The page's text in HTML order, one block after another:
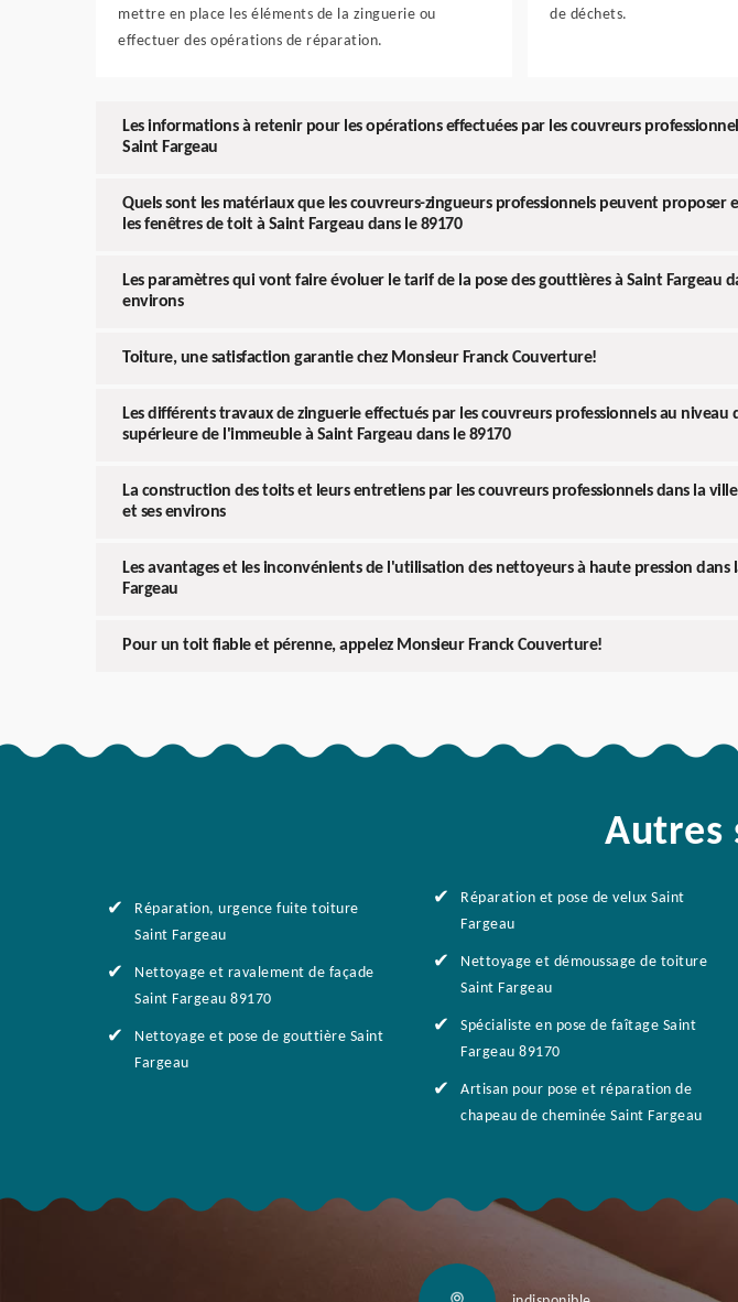
mettre en place les éléments de la zinguerie ou
effectuer des opérations de réparation.
de déchets.
Les informations à retenir pour les opérations effectuées par les couvreurs
Saint Fargeau
Quels sont les matériaux que les couvreurs-zingueurs professionnels peuvent proposer
les fenêtres de toit à Saint Fargeau dans le 89170
Les paramètres qui vont faire évoluer le tarif de la pose des gouttières à Saint Fargeau
environs
Toiture, une satisfaction garantie chez Monsieur Franck Couverture!
Les différents travaux de zinguerie effectués par les couvreurs professionnels au niveau
supérieure de l'immeuble à Saint Fargeau dans le 89170
La construction des toits et leurs entretiens par les couvreurs professionnels dans la
et ses environs
Les avantages et les inconvénients de l'utilisation des nettoyeurs à haute pression dans
Fargeau
Pour un toit fiable et pérenne, appelez Monsieur Franck Couverture!
Autres
Réparation, urgence fuite toiture
Saint Fargeau
Nettoyage et ravalement de façade
Saint Fargeau 89170
Nettoyage et pose de gouttière Saint
Fargeau
Réparation et pose de velux Saint
Fargeau
Nettoyage et démoussage de toiture
Saint Fargeau
Spécialiste en pose de faîtage Saint
Fargeau 89170
Artisan pour pose et réparation de
chapeau de cheminée Saint Fargeau